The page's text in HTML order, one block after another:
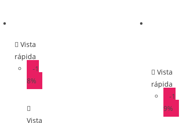
Vista
rápida
-1
8%
Vista
Vista
rápida
-1
9%